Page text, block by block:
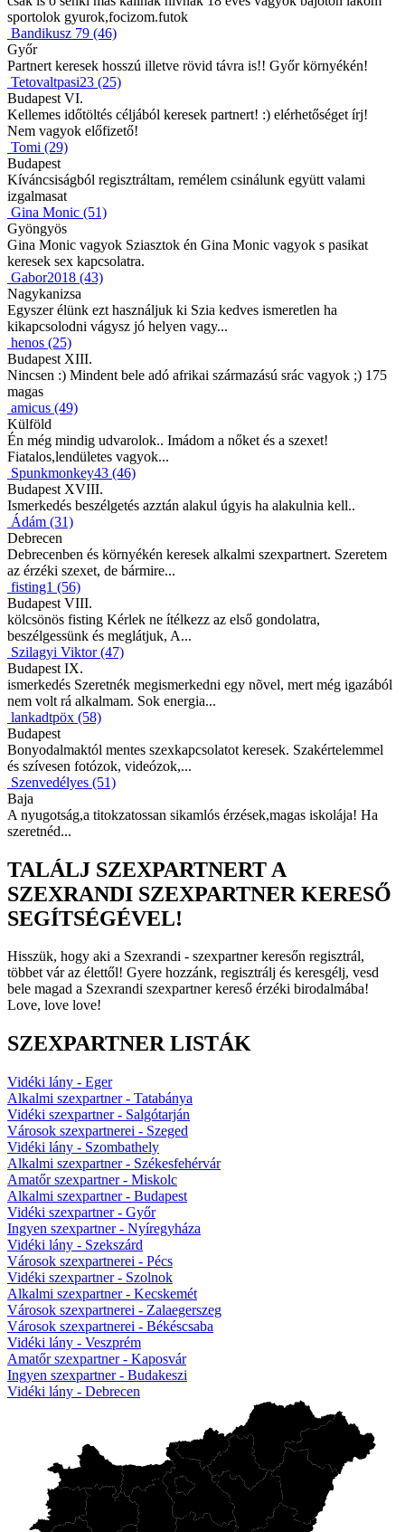
sportolok gyurok,focizom.futok
Bandikusz 79 (46)
Győr
Partnert keresek hosszú illetve rövid távra is!! Győr környékén!
Tetovaltpasi23 (25)
Budapest VI.
Kellemes időtöltés céljából keresek partnert! :) elérhetőséget írj!
Nem vagyok előfizető!
Tomi (29)
Budapest
Kíváncsiságból regisztráltam, remélem csinálunk együtt valami
izgalmasat
Gina Monic (51)
Gyöngyös
Gina Monic vagyok Sziasztok én Gina Monic vagyok s pasikat
keresek sex kapcsolatra.
Gabor2018 (43)
Nagykanizsa
Egyszer élünk ezt használjuk ki Szia kedves ismeretlen ha
kikapcsolodni vágysz jó helyen vagy...
henos (25)
Budapest XIII.
Nincsen :) Mindent bele adó afrikai származású srác vagyok ;) 175
magas
amicus (49)
Külföld
Én még mindig udvarolok.. Imádom a nőket és a szexet!
Fiatalos,lendületes vagyok...
Spunkmonkey43 (46)
Budapest XVIII.
Ismerkedés beszélgetés azztán alakul úgyis ha alakulnia kell..
Ádám (31)
Debrecen
Debrecenben és környékén keresek alkalmi szexpartnert. Szeretem
az érzéki szexet, de bármire...
fisting1 (56)
Budapest VIII.
kölcsönös fisting Kérlek ne ítélkezz az első gondolatra,
beszélgessünk és meglátjuk, A...
Szilagyi Viktor (47)
Budapest IX.
ismerkedés Szeretnék megismerkedni egy nõvel, mert még igazából
nem volt rá alkalmam. Sok energia...
lankadtpöx (58)
Budapest
Bonyodalmaktól mentes szexkapcsolatot keresek. Szakértelemmel
és szívesen fotózok, videózok,...
Szenvedélyes (51)
Baja
A nyugotság,a titokzatossan sikamlós érzések,magas iskolája! Ha
szeretnéd...
TALÁLJ SZEXPARTNERT A
SZEXRANDI SZEXPARTNER KERESŐ
SEGÍTSÉGÉVEL!
Hisszük, hogy aki a Szexrandi - szexpartner keresőn regisztrál,
többet vár az élettől! Gyere hozzánk, regisztrálj és keresgélj, vesd
bele magad a Szexrandi szexpartner kereső érzéki birodalmába!
Love, love love!
SZEXPARTNER LISTÁK
Vidéki lány - Eger
Alkalmi szexpartner - Tatabánya
Vidéki szexpartner - Salgótarján
Városok szexpartnerei - Szeged
Vidéki lány - Szombathely
Alkalmi szexpartner - Székesfehérvár
Amatőr szexpartner - Miskolc
Alkalmi szexpartner - Budapest
Vidéki szexpartner - Győr
Ingyen szexpartner - Nyíregyháza
Vidéki lány - Szekszárd
Városok szexpartnerei - Pécs
Vidéki szexpartner - Szolnok
Alkalmi szexpartner - Kecskemét
Városok szexpartnerei - Zalaegerszeg
Városok szexpartnerei - Békéscsaba
Vidéki lány - Veszprém
Amatőr szexpartner - Kaposvár
Ingyen szexpartner - Budakeszi
Vidéki lány - Debrecen